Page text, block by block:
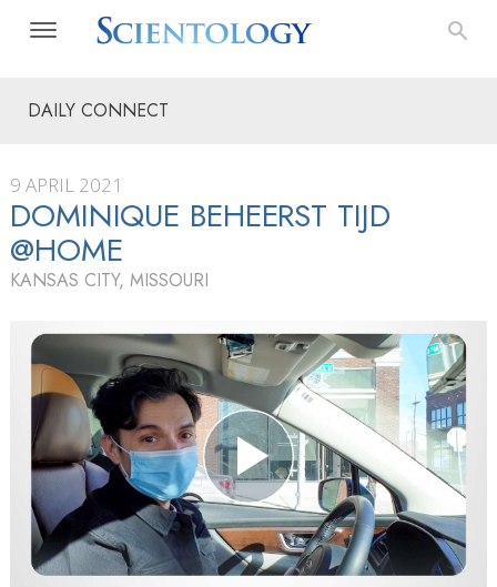
DAILY CONNECT
9 APRIL 2021
DOMINIQUE BEHEERST TIJD
@HOME
KANSAS CITY, MISSOURI